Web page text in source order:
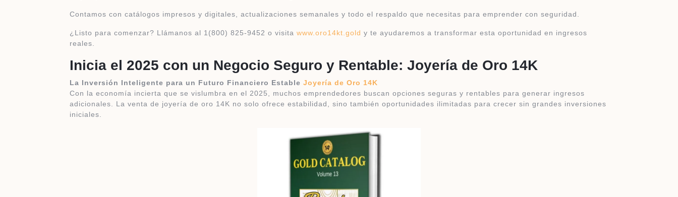
Contamos con catálogos impresos y digitales, actualizaciones semanales y todo el respaldo que necesitas para emprender con seguridad.
¿Listo para comenzar? Llámanos al 1(800) 825-9452 o visita www.oro14kt.gold y te ayudaremos a transformar esta oportunidad en ingresos
reales.
Inicia el 2025 con un Negocio Seguro y Rentable: Joyería de Oro 14K
La Inversión Inteligente para un Futuro Financiero Estable Joyería de Oro 14K
Con la economía incierta que se vislumbra en el 2025, muchos emprendedores buscan opciones seguras y rentables para generar ingresos
adicionales. La venta de joyería de oro 14K no solo ofrece estabilidad, sino también oportunidades ilimitadas para crecer sin grandes inversiones
iniciales.